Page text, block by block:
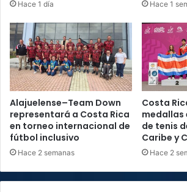
Hace 1 día Hace 1
Alajuelense–Team Down
representará a Costa Rica
en torneo internacional de
fútbol inclusivo
Hace 2 semanas
Costa
medallas
de tenis
Caribe y
Hace 2